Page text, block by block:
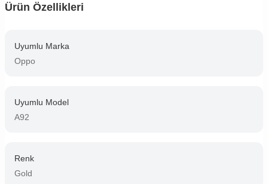
Ürün Özellikleri
Uyumlu Marka
Oppo
Uyumlu Model
A92
Renk
Gold